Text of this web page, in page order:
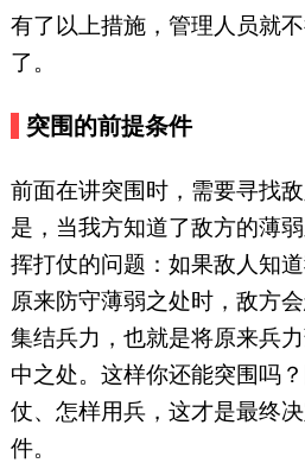
有了以上措施，管理人员就
了。
突围的前提条件
前面在讲突围时，需要寻找
是，当我方知道了敌方的薄
挥打仗的问题：如果敌人知
原来防守薄弱之处时，敌方
集结兵力，也就是将原来兵
中之处。这样你还能突围吗
仗、怎样用兵，这才是最终
件。